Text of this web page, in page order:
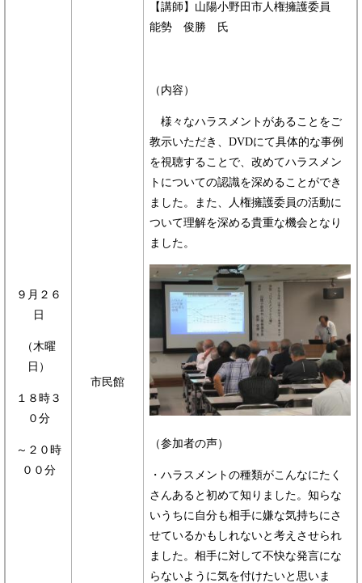
９月２６
日
（木曜
日）
１８時３
０分
～２０時
００分
市民館
【講師】山陽小野田市人権擁護委員
能勢 俊勝 氏
（内容）
様々なハラスメントがあることをご
教示いただき、DVDにて具体的な事例
を視聴することで、改めてハラスメン
トについての認識を深めることができ
ました。また、人権擁護委員の活動に
ついて理解を深める貴重な機会となり
ました。
（参加者の声）
・ハラスメントの種類がこんなにたく
さんあると初めて知りました。知らな
いうちに自分も相手に嫌な気持ちにさ
せているかもしれないと考えさせられ
ました。相手に対して不快な発言にな
らないように気を付けたいと思いま